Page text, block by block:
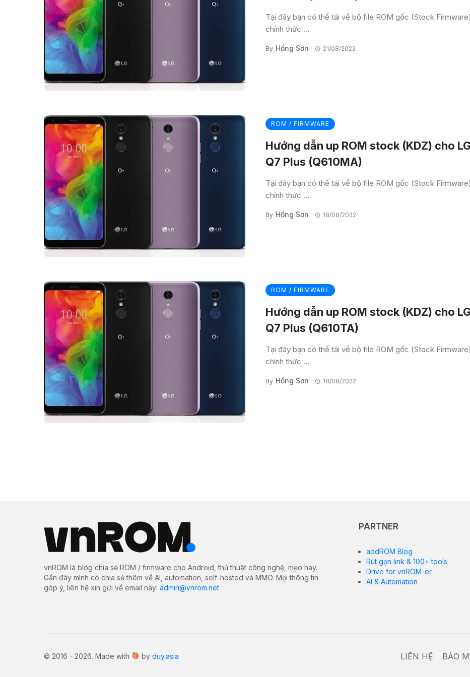
Tại đây bạn có thể tải về bộ file ROM gốc (Stock Firmware)
chính thức ...
By Hồng Sơn 21/08/2022
ROM / FIRMWARE
Hướng dẫn up ROM stock (KDZ) cho
Q7 Plus (Q610MA)
Tại đây bạn có thể tải về bộ file ROM gốc (Stock Firmware)
chính thức ...
By Hồng Sơn 18/08/2022
ROM / FIRMWARE
Hướng dẫn up ROM stock (KDZ) cho
Q7 Plus (Q610TA)
Tại đây bạn có thể tải về bộ file ROM gốc (Stock Firmware)
chính thức ...
By Hồng Sơn 18/08/2022
vnROM là blog chia sẻ ROM / firmware cho Android, thủ thuật công nghệ, mẹo hay.
Gần đây mình có chia sẻ thêm về AI, automation, self-hosted và MMO. Mọi thông tin
góp ý, liên hệ xin gửi về email này: admin@vnrom.net
PARTNER
addROM Blog
Rút gọn link & 100+ tools
Drive for vnROM-er
AI & Automation
© 2016 - 2026. Made with by duy.asia LIÊN HỆ BẢO